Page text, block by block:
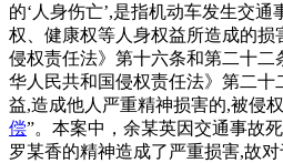
的‘人身伤亡’,是指机动车发生交
权、健康权等人身权益所造成的损
侵权责任法》第十六条和第二十二
华人民共和国侵权责任法》第二十
益,造成他人严重精神损害的,被侵
偿”。本案中，余某英因交通事故
罗某香的精神造成了严重损害,故